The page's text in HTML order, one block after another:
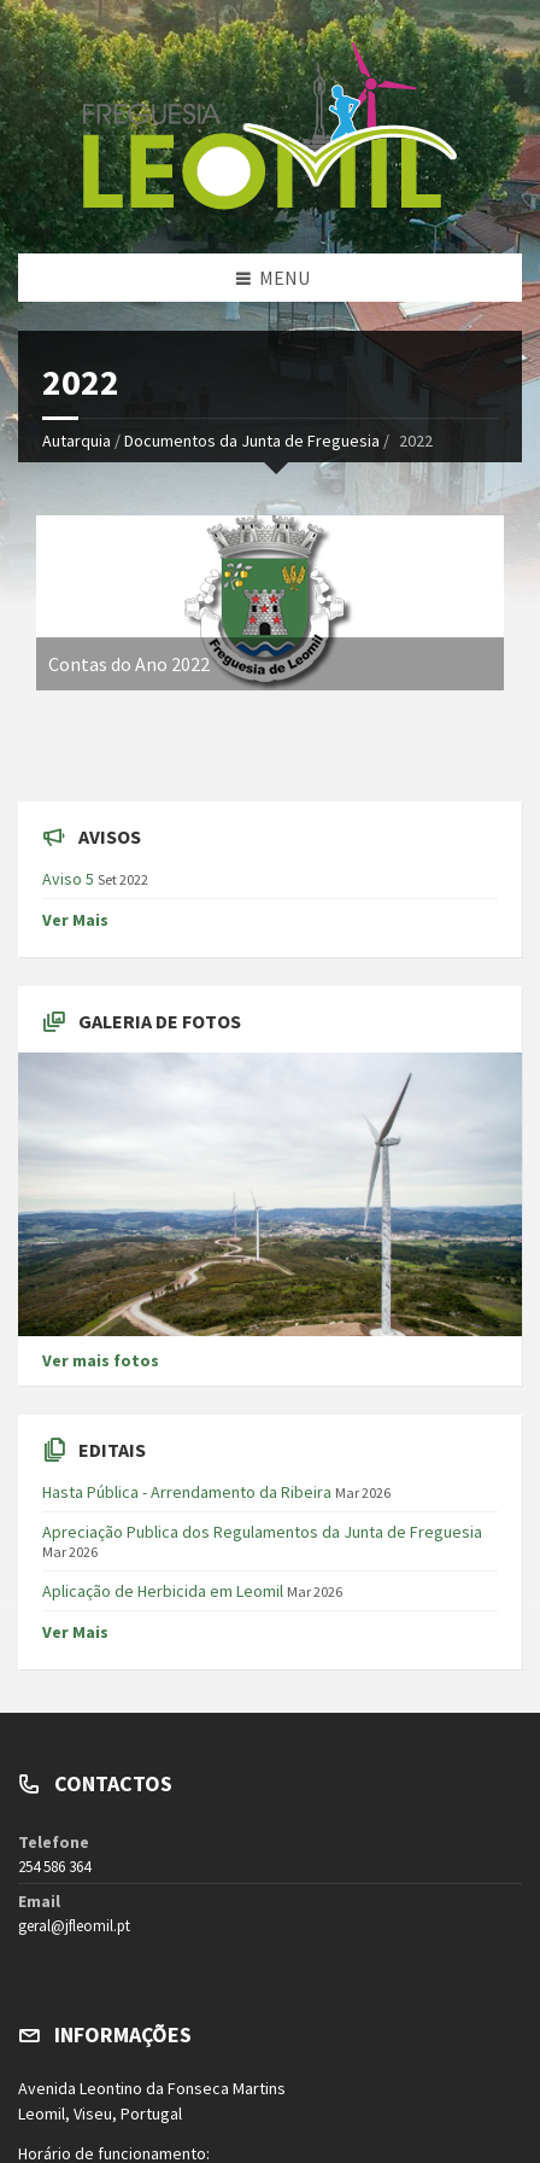
MENU
2022
Autarquia /Documentos da Junta de Freguesia / 2022
Contas do Ano 2022
AVISOS
Aviso 5 Set 2022
Ver Mais
GALERIA DE FOTOS
Ver mais fotos
EDITAIS
Hasta Pública - Arrendamento da Ribeira Mar 2026
Apreciação Publica dos Regulamentos da Junta de Freguesia
Mar 2026
Aplicação de Herbicida em Leomil Mar 2026
Ver Mais
CONTACTOS
Telefone
254 586 364
Email
geral@jfleomil.pt
INFORMAÇÕES
Avenida Leontino da Fonseca Martins
Leomil, Viseu, Portugal
Horário de funcionamento: